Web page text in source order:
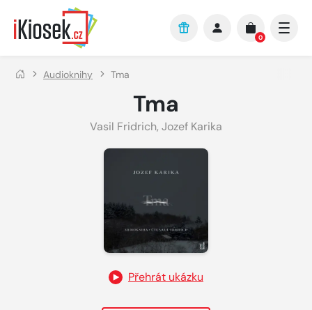
Přejít na hlavní obsah
0
Audioknihy Tma
Tma
Vasil Fridrich, Jozef Karika
Přehrát ukázku